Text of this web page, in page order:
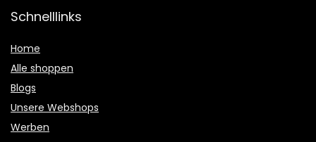
Schnelllinks
Home
Alle shoppen
Blogs
Unsere Webshops
Werben